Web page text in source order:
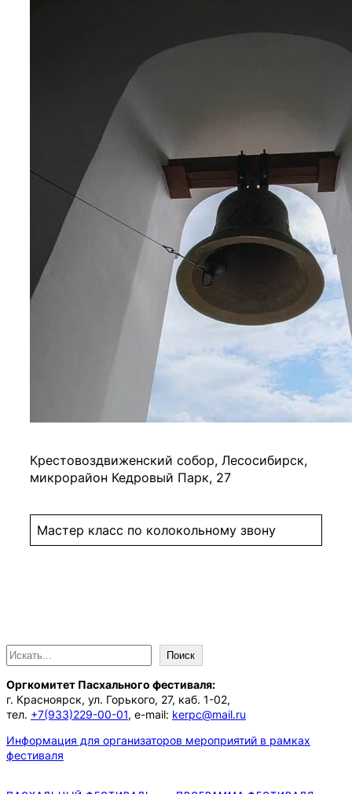
Крестовоздвиженский собор, Лесосибирск,
микрорайон Кедровый Парк, 27
Мастер класс по колокольному звону
П
о
и
с
к
Поиск
Оргкомитет Пасхального фестиваля:
г. Красноярск, ул. Горького, 27, каб. 1-02,
тел. +7(933)229-00-01, e-mail: kerpc@mail.ru
Информация для организаторов мероприятий в рамках
фестиваля